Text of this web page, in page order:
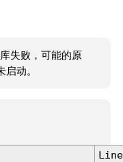
失败，可能的原
动。
Line